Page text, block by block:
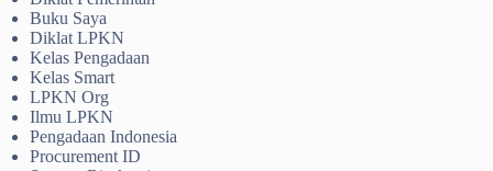
Buku Saya
Diklat LPKN
Kelas Pengadaan
Kelas Smart
LPKN Org
Ilmu LPKN
Pengadaan Indonesia
Procurement ID